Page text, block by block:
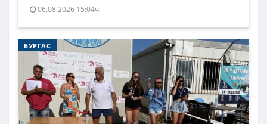
06.08.2026 15:04ч.
БУРГАС